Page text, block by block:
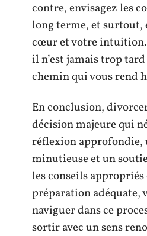
contre, envisagez les
long terme, et surtout,
cœur et votre intuition.
il n’est jamais trop
chemin qui vous rend
En conclusion,
décision majeure qui
réflexion
minutieuse et un
les conseils appropriés
préparation adéquate,
naviguer dans ce
sortir avec un sens